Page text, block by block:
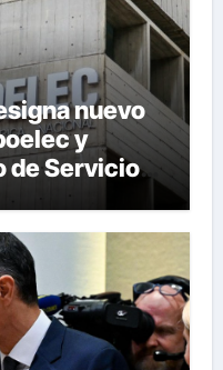
nuevo
y
Servicios